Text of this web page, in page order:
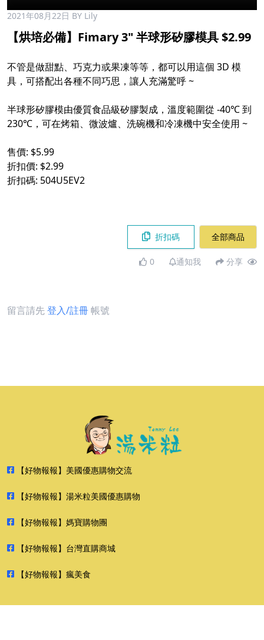
2021年08月22日 BY Lily
【烘培必備】Fimary 3" 半球形矽膠模具 $2.99​
不管是做甜點、巧克力或果凍等等，都可以用這個 3D 模
具，可搭配出各種不同巧思，讓人充滿驚呼 ~​
半球形矽膠模由優質食品級矽膠製成，溫度範圍從 -40℃ 到
230℃，可在烤箱、微波爐、洗碗機和冷凍機中安全使用 ~​
售價: $5.99​
折扣價: $2.99​
折扣碼: 504U5EV2​
折扣碼 全部商品
0 通知我 分享
留言請先登入/註冊帳號
【好物報報】美國優惠購物交流
【好物報報】湯米粒美國優惠購物
【好物報報】媽寶購物團
【好物報報】台灣直購商城
【好物報報】瘋美食